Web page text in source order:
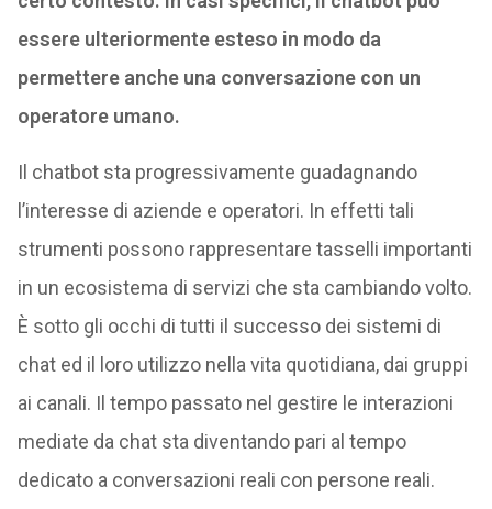
essere ulteriormente esteso in modo da
permettere anche una conversazione con un
operatore umano.
Il chatbot sta progressivamente guadagnando
l’interesse di aziende e operatori. In effetti tali
strumenti possono rappresentare tasselli importanti
in un ecosistema di servizi che sta cambiando volto.
È sotto gli occhi di tutti il successo dei sistemi di
chat ed il loro utilizzo nella vita quotidiana, dai gruppi
ai canali. Il tempo passato nel gestire le interazioni
mediate da chat sta diventando pari al tempo
dedicato a conversazioni reali con persone reali.